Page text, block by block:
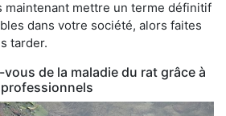
maintenant mettre un terme définitif
dans votre société, alors faites
tarder.
de la maladie du rat grâce à